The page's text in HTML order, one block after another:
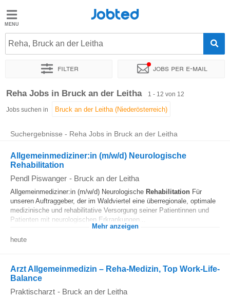
Jobted
Jobs
Jobted
Reha, Bruck an der Leitha
Filter Jobs per e-mail
Sortieren nach Genauer Standort Unternehmen
Reha Jobs in Bruck an der Leitha 1 - 12 von 12
Jobs suchen in
Suchergebnisse - Reha Jobs in Bruck an der Leitha
Allgemeinmediziner:in (m/w/d) Neurologische
Rehabilitation
Pendl Piswanger - Bruck an der Leitha
Allgemeinmediziner:in (m/w/d) Neurologische Rehabilitation Für
unseren Auftraggeber, der im Waldviertel eine überregionale, optimale
medizinische und rehabilitative Versorgung seiner Patientinnen und
Patienten mit neurologischen Erkrankungen...
Mehr anzeigen
heute
Arzt Allgemeinmedizin – Reha-Medizin, Top Work-Life-
Balance
Praktischarzt - Bruck an der Leitha